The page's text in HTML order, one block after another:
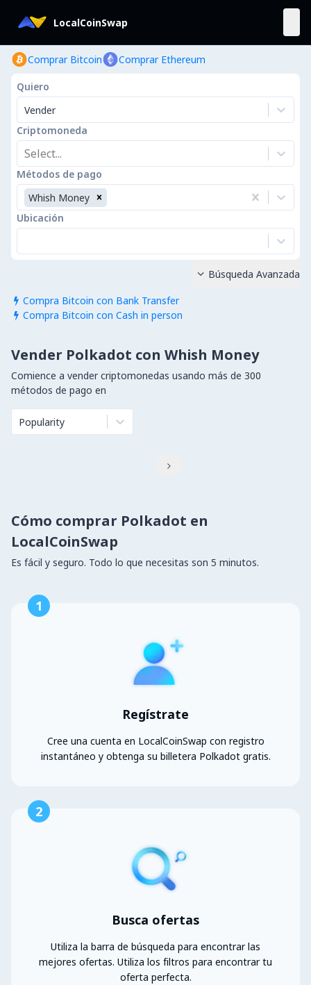
LocalCoinSwap
Comprar Bitcoin Comprar Ethereum
Quiero
Vender
Criptomoneda
Select...
Métodos de pago
Whish Money
Ubicación
 Compra Bitcoin con Bank Transfer
 Compra Bitcoin con Cash in person
 Búsqueda Avanzada
Vender Polkadot con Whish Money
Comience a vender criptomonedas usando más de 300
métodos de pago en
Popularity

Cómo comprar Polkadot en
LocalCoinSwap
Es fácil y seguro. Todo lo que necesitas son 5 minutos.
1
Regístrate
Cree una cuenta en LocalCoinSwap con registro
instantáneo y obtenga su billetera Polkadot gratis.
2
Busca ofertas
Utiliza la barra de búsqueda para encontrar las
mejores ofertas. Utiliza los filtros para encontrar tu
oferta perfecta.